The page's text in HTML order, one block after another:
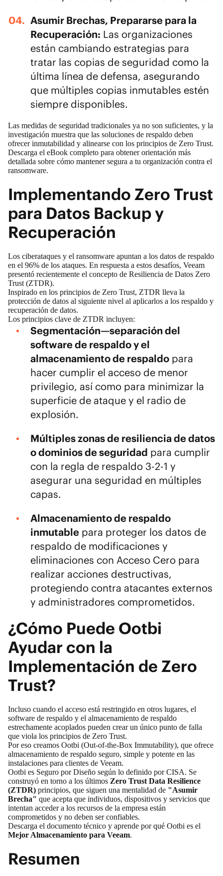
Asumir Brechas, Prepararse para la
Recuperación: Las organizaciones
están cambiando estrategias para
tratar las copias de seguridad como la
última línea de defensa, asegurando
que múltiples copias inmutables estén
siempre disponibles.
Las medidas de seguridad tradicionales ya no son suficientes, y la
investigación muestra que las soluciones de respaldo deben
ofrecer inmutabilidad y alinearse con los principios de Zero Trust.
Descarga el eBook completo para obtener orientación más
detallada sobre cómo mantener segura a tu organización contra el
ransomware.
Implementando Zero Trust
para Datos Backup y
Recuperación
Los ciberataques y el ransomware apuntan a los datos de respaldo
en el 96% de los ataques. En respuesta a estos desafíos, Veeam
presentó recientemente el concepto de Resiliencia de Datos Zero
Trust (ZTDR).
Inspirado en los principios de Zero Trust, ZTDR lleva la
protección de datos al siguiente nivel al aplicarlos a los respaldo y
recuperación de datos.
Los principios clave de ZTDR incluyen:
Segmentación—separación del
software de respaldo y el
almacenamiento de respaldopara
hacer cumplir el acceso de menor
privilegio, así como para minimizar la
superficie de ataque y el radio de
explosión.
Múltipleszonas de resiliencia de datos
o dominios de seguridad para cumplir
con la regla de respaldo 3-2-1 y
asegurar una seguridad en múltiples
capas.
Almacenamiento de respaldo
inmutablepara proteger los datos de
respaldo de modificaciones y
eliminaciones con Acceso Cero para
realizar acciones destructivas,
protegiendo contra atacantes externos
y administradores comprometidos.
¿Cómo Puede Ootbi
Ayudar con la
Implementación de Zero
Trust?
Incluso cuando el acceso está restringido en otros lugares, el
software de respaldo y el almacenamiento de respaldo
estrechamente acoplados pueden crear un único punto de falla
que viola los principios de Zero Trust.
Por eso creamos Ootbi (Out-of-the-Box Immutability), que ofrece
almacenamiento de respaldo seguro, simple y potente en las
instalaciones para clientes de Veeam.
Ootbi es Seguro por Diseño según lo definido por CISA. Se
construyó en torno a los últimos Zero Trust Data Resilience
(ZTDR) principios, que siguen una mentalidad de "Asumir
Brecha" que acepta que individuos, dispositivos y servicios que
intentan acceder a los recursos de la empresa están
comprometidos y no deben ser confiables.
Descarga el documento técnico y aprende por qué Ootbi es el
Mejor Almacenamiento para Veeam.
Resumen